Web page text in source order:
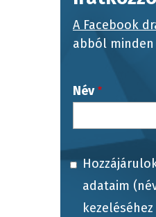
A Facebook
abból
Név
adataim